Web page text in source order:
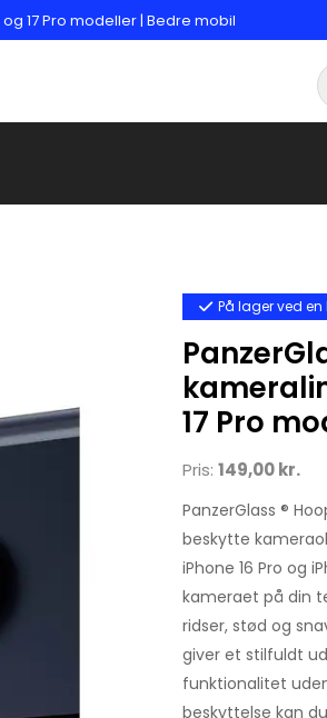
17 Pro modeller | Bedre mobil
På lager ved
17 Pro
Pris: 149,00 kr.
PanzerGlass ®
beskytte
iPhone 16 Pro og
kameraet på din
ridser, stød og
giver et stilfuldt
funktionalitet
beskyttelse kan